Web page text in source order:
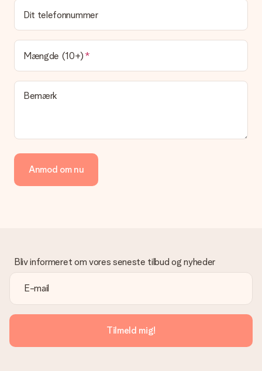
Ingen faktura sendes med din ordre. Du modtager altid
fakturaen i bekræftelsesemailen, og du kan altid finde den i din
MySurprise-konto. Det betyder at du kan få gaven leveret
Dit telefonnummer
Mængde (10+)
Bemærk
Anmod om nu
Bliv informeret om vores seneste tilbud og nyheder
Tilmeld mig!